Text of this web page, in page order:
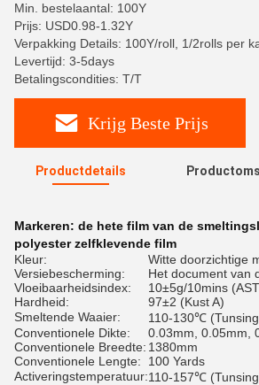
Min. bestelaantal: 100Y
Prijs: USD0.98-1.32Y
Verpakking Details: 100Y/roll, 1/2rolls per
Levertijd: 3-5days
Betalingscondities: T/T
Krijg Beste Prijs
Productdetails
Markeren: de hete film van de
polyester zelfklevende film
Kleur:
Witte doorzichtige
Versiebescherming:
Het document van
Vloeibaarheidsindex:
10±5g/10mins
Hardheid:
97±2 (Kust A)
Smeltende Waaier:
110-130℃
Conventionele Dikte:
0.03mm, 0.05mm,
Conventionele Breedte: 1380mm
Conventionele Lengte:
100 Yards
Activeringstemperatuur:110-157℃